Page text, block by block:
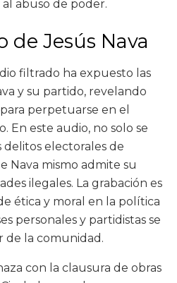
al abuso de poder.
de Jesús Nava
filtrado ha expuesto las
y su partido, revelando
perpetuarse en el
En este audio, no solo se
electorales de
Nava mismo admite su
ilegales. La grabación es
ética y moral en la política
personales y partidistas se
de la comunidad.
con la clausura de obras